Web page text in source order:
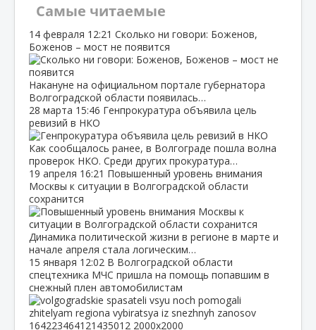
Самые читаемые
14 февраля 12:21 Сколько ни говори: Боженов,
Боженов – мост не появится
Накануне на официальном портале губернатора
Волгоградской области появилась…
28 марта 15:46 Генпрокуратура объявила цель
ревизий в НКО
Как сообщалось ранее, в Волгограде пошла волна
проверок НКО. Среди других прокуратура…
19 апреля 16:21 Повышенный уровень внимания
Москвы к ситуации в Волгоградской области
сохранится
Динамика политической жизни в регионе в марте и
начале апреля стала логическим…
15 января 12:02 В Волгоградской области
спецтехника МЧС пришла на помощь попавшим в
снежный плен автомобилистам